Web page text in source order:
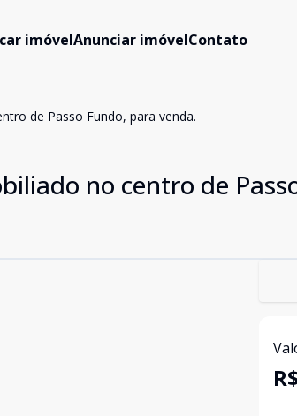
imóvelAnunciar imóvelContato
de Passo Fundo, para venda.
no centro de